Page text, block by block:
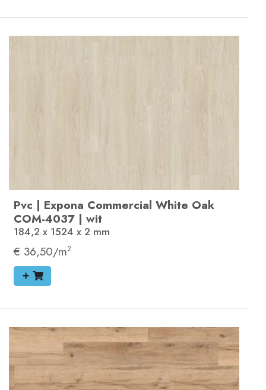
Pvc | Expona Commercial White Oak
COM-4037 | wit
184,2 x 1524 x 2 mm
€ 36,50/m2